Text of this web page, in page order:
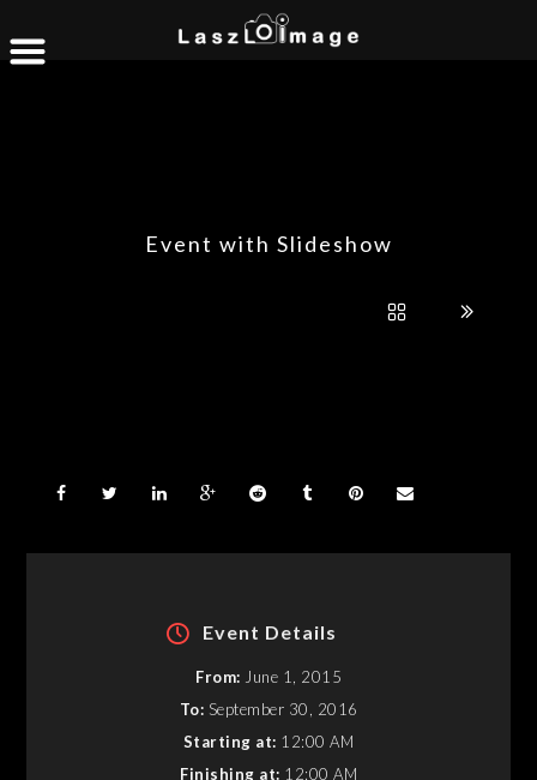
Event with Slideshow
Event Details
From: June 1, 2015
To: September 30, 2016
Starting at: 12:00 AM
Finishing at: 12:00 AM